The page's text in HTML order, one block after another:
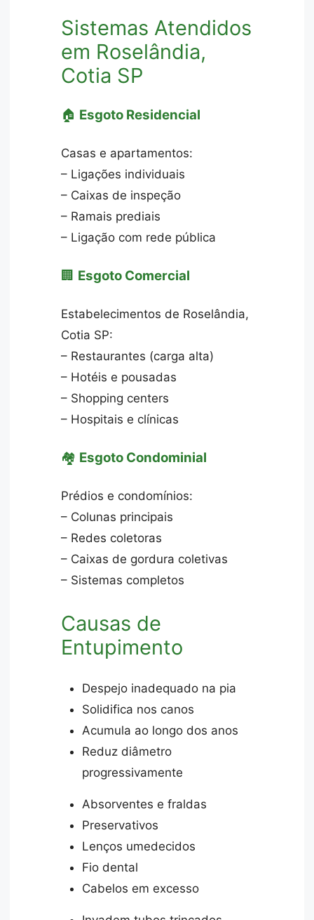
Sistemas Atendidos
em Roselândia,
Cotia SP
🏠 Esgoto Residencial
Casas e apartamentos:
– Ligações individuais
– Caixas de inspeção
– Ramais prediais
– Ligação com rede pública
🏢 Esgoto Comercial
Estabelecimentos de Roselândia,
Cotia SP:
– Restaurantes (carga alta)
– Hotéis e pousadas
– Shopping centers
– Hospitais e clínicas
🏘️ Esgoto Condominial
Prédios e condomínios:
– Colunas principais
– Redes coletoras
– Caixas de gordura coletivas
– Sistemas completos
Causas de
Entupimento
Despejo inadequado na pia
Solidifica nos canos
Acumula ao longo dos anos
Reduz diâmetro
progressivamente
Absorventes e fraldas
Preservativos
Lenços umedecidos
Fio dental
Cabelos em excesso